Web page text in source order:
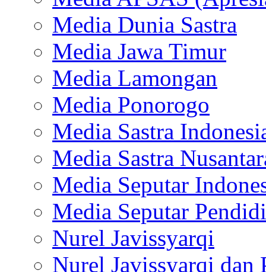
Media Dunia Sastra
Media Jawa Timur
Media Lamongan
Media Ponorogo
Media Sastra
Media Sastra
Media Seputar
Media Seputar
Nurel Javissyarqi
Nurel Javissyarqi dan